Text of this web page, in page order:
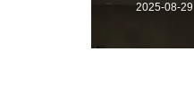
2025-08-29